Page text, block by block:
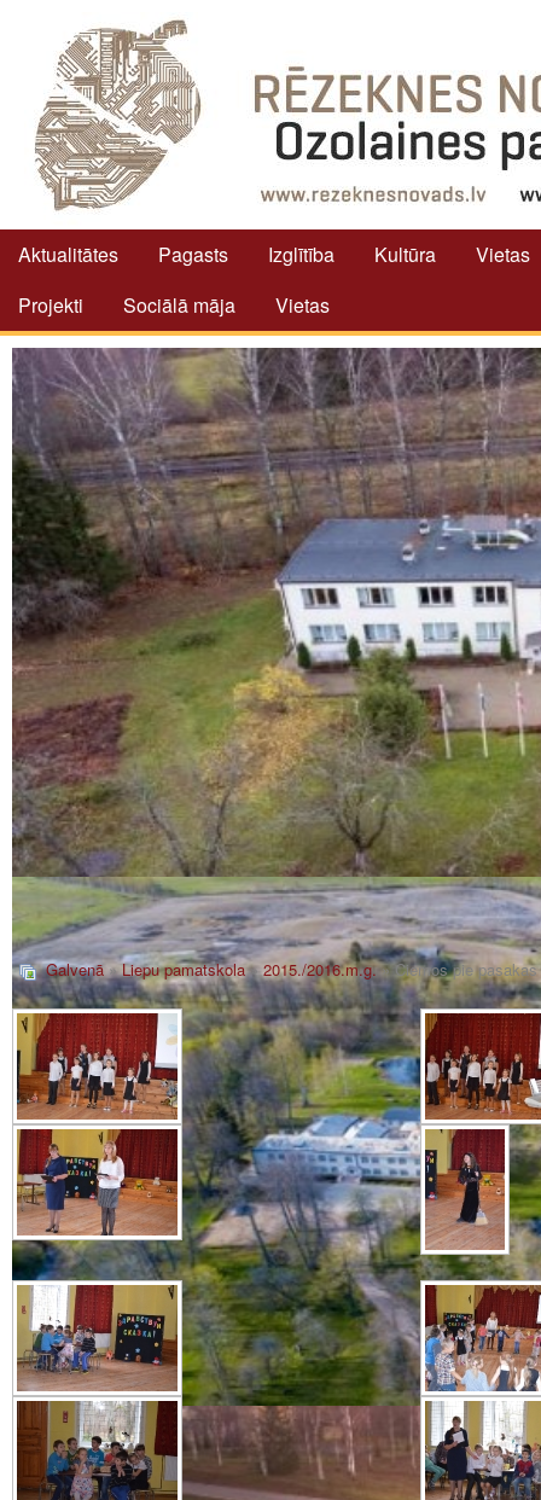
Aktualitātes Pagasts Izglītība Kultūra
Vietas
Projekti
Sociālā māja Vietas
Galvenā»Liepu pamatskola»2015./2016.m.g.» Ciemos pie